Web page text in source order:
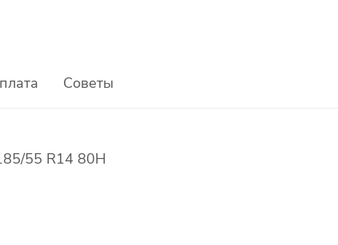
Советы
55 R14 80H